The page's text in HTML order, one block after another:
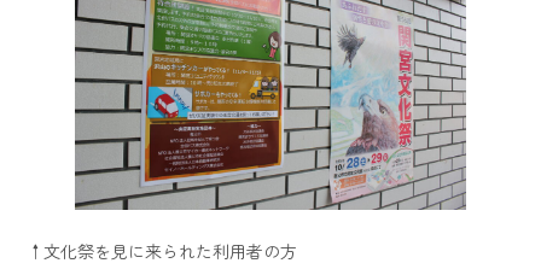
↑文化祭を見に来られた利用者の方